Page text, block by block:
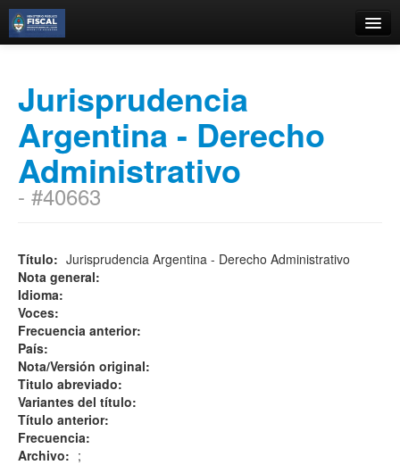
Búsqueda Avanzada
Estantes Virtuales
Iniciar sesión
Jurisprudencia
Argentina - Derecho
Administrativo
- #40663
Título: Jurisprudencia Argentina - Derecho Administrativo
Nota general:
Idioma:
Voces:
Frecuencia anterior:
País:
Nota/Versión original:
Titulo abreviado:
Variantes del título:
Título anterior:
Frecuencia:
Archivo: ;